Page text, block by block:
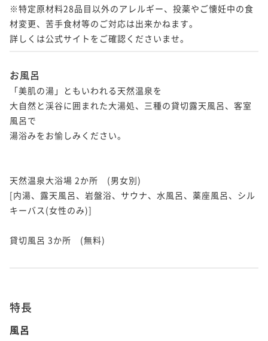
※特定原材料28品目以外のアレルギー、投薬やご懐妊中の食
材変更、苦手食材等のご対応は出来かねます。
詳しくは公式サイトをご確認くださいませ。
お風呂
「美肌の湯」ともいわれる天然温泉を
大自然と渓谷に囲まれた大湯処、三種の貸切露天風呂、客室
風呂で
湯浴みをお愉しみください。
天然温泉大浴場 2か所　(男女別)
[内湯、露天風呂、岩盤浴、サウナ、水風呂、薬座風呂、シル
キーバス(女性のみ)]
貸切風呂 3か所　(無料)
特長
風呂